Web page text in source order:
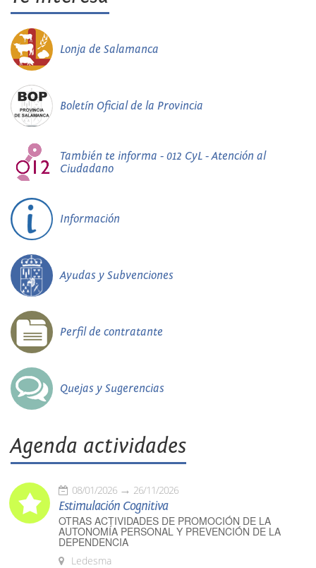
Lonja de Salamanca
Boletín Oficial de la Provincia
También te informa - 012 CyL - Atención al
Ciudadano
Información
Ayudas y Subvenciones
Perfil de contratante
Quejas y Sugerencias
Agenda actividades
08/01/2026 26/11/2026
Estimulación Cognitiva
OTRAS ACTIVIDADES DE PROMOCIÓN DE LA
AUTONOMÍA PERSONAL Y PREVENCIÓN DE LA
DEPENDENCIA
Ledesma